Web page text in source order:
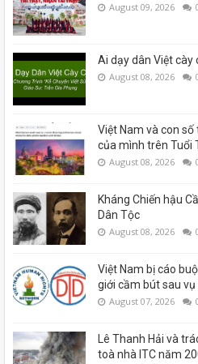
August 09, 2026
Ai dạy dân Việt cày
August 08, 2026
Việt Nam và con
của mình trên Tuổi
August 08, 2026
Kháng Chiến hậu
Dân Tộc
August 08, 2026
Việt Nam bị cáo
giới cầm bút sau
August 07, 2026
Lê Thanh Hải và
toà nhà ITC năm